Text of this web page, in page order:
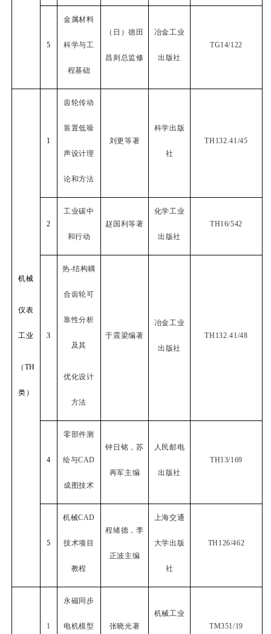
5
金属材料
科学与工
程基础
（日）徳田
昌则总监修
冶金工业
出版社
TG14/122
机械
仪表
工业
（ TH
类）
1
齿轮传动
装置低噪
声设计理
论和方法
刘更等著
科学出版
社
TH132.41/45
2
工业碳中
和行动
赵国利等著
化学工业
出版社
TH16/542
3
热-结构耦
合齿轮可
靠性分析
及其
优化设计
方法
于震梁编著
冶金工业
出版社
TH132.41/48
4
零部件测
绘与CAD
成图技术
钟日铭，苏
再军主编
人民邮电
出版社
TH13/169
5
机械CAD
技术项目
教程
程绪德，李
正波主编
上海交通
大学出版
社
TH126/462
1
永磁同步
电机模型 张晓光著
机械工业
TM351/19